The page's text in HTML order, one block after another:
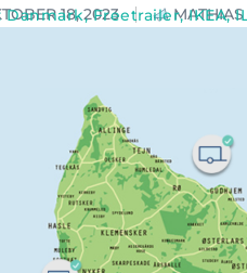
18, 2023
Danmark,Freetrailer,IKEA,